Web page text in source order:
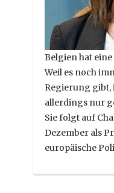
Belgien hat
Weil es noch
Regierung gibt,
allerdings nur
Sie folgt auf
Dezember als
europäische